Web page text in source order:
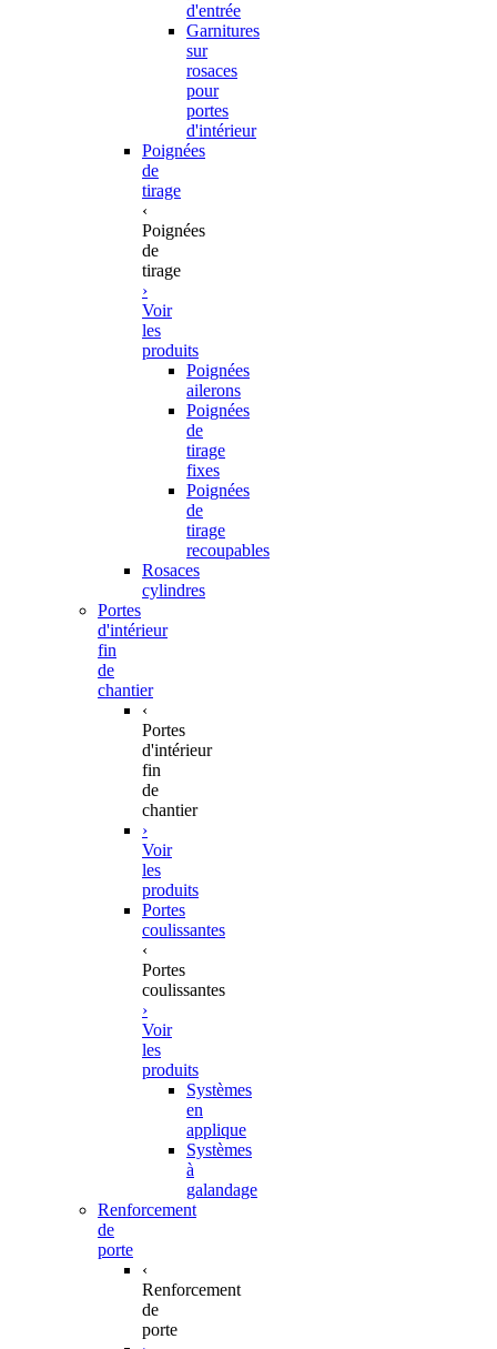
d'entrée
Garnitures
sur
rosaces
pour
portes
d'intérieur
Poignées
de
tirage
‹
Poignées
de
tirage
›
Voir
les
produits
Poignées
ailerons
Poignées
de
tirage
fixes
Poignées
de
tirage
recoupables
Rosaces
cylindres
Portes
d'intérieur
fin
de
chantier
‹
Portes
d'intérieur
fin
de
chantier
›
Voir
les
produits
Portes
coulissantes
‹
Portes
coulissantes
›
Voir
les
produits
Systèmes
en
applique
Systèmes
à
galandage
Renforcement
de
porte
‹
Renforcement
de
porte